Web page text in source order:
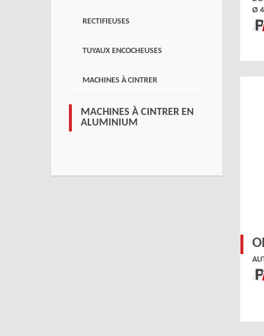
Ø
RECTIFIEUSES
TUYAUX ENCOCHEUSES
MACHINES À CINTRER
MACHINES À CINTRER EN
ALUMINIUM